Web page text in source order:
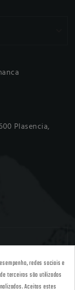
Plasencia,

redes sociais e
terceiros são utilizados
Aceitas estes